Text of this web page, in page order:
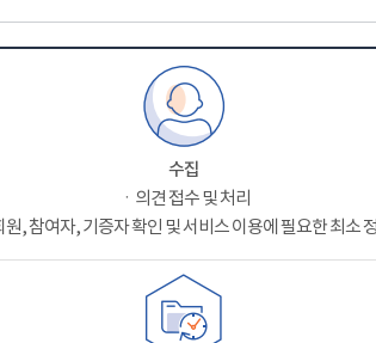
수집
ㆍ의견 접수 및 처리
원, 참여자, 기증자 확인 및 서비스 이용에 필요한 최소